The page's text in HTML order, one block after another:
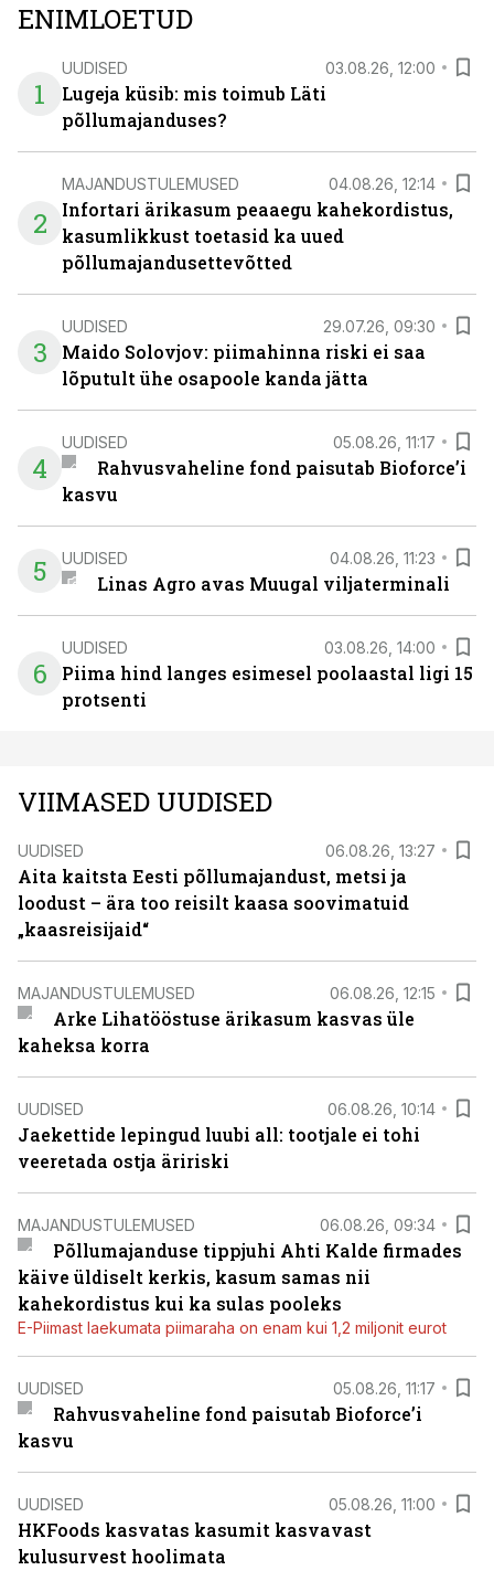
ENIMLOETUD
1
UUDISED 03.08.26, 12:00
Lugeja küsib: mis toimub Läti
põllumajanduses?
2
MAJANDUSTULEMUSED 04.08.26, 12:14
Infortari ärikasum peaaegu kahekordistus,
kasumlikkust toetasid ka uued
põllumajandusettevõtted
3
UUDISED 29.07.26, 09:30
Maido Solovjov: piimahinna riski ei saa
lõputult ühe osapoole kanda jätta
4
UUDISED 05.08.26, 11:17
Rahvusvaheline fond paisutab Bioforce’i
kasvu
5 UUDISED 04.08.26, 11:23
Linas Agro avas Muugal viljaterminali
6
UUDISED 03.08.26, 14:00
Piima hind langes esimesel poolaastal ligi 15
protsenti
VIIMASED UUDISED
UUDISED 06.08.26, 13:27
Aita kaitsta Eesti põllumajandust, metsi ja
loodust – ära too reisilt kaasa soovimatuid
„kaasreisijaid“
MAJANDUSTULEMUSED 06.08.26, 12:15
Arke Lihatööstuse ärikasum kasvas üle
kaheksa korra
UUDISED 06.08.26, 10:14
Jaekettide lepingud luubi all: tootjale ei tohi
veeretada ostja äririski
MAJANDUSTULEMUSED 06.08.26, 09:34
Põllumajanduse tippjuhi Ahti Kalde firmades
käive üldiselt kerkis, kasum samas nii
kahekordistus kui ka sulas pooleks
E-Piimast laekumata piimaraha on enam kui 1,2 miljonit eurot
UUDISED 05.08.26, 11:17
Rahvusvaheline fond paisutab Bioforce’i
kasvu
UUDISED 05.08.26, 11:00
HKFoods kasvatas kasumit kasvavast
kulusurvest hoolimata